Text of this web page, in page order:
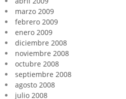
marzo 2009
febrero 2009
enero 2009
diciembre 2008
noviembre 2008
octubre 2008
septiembre 2008
agosto 2008
julio 2008